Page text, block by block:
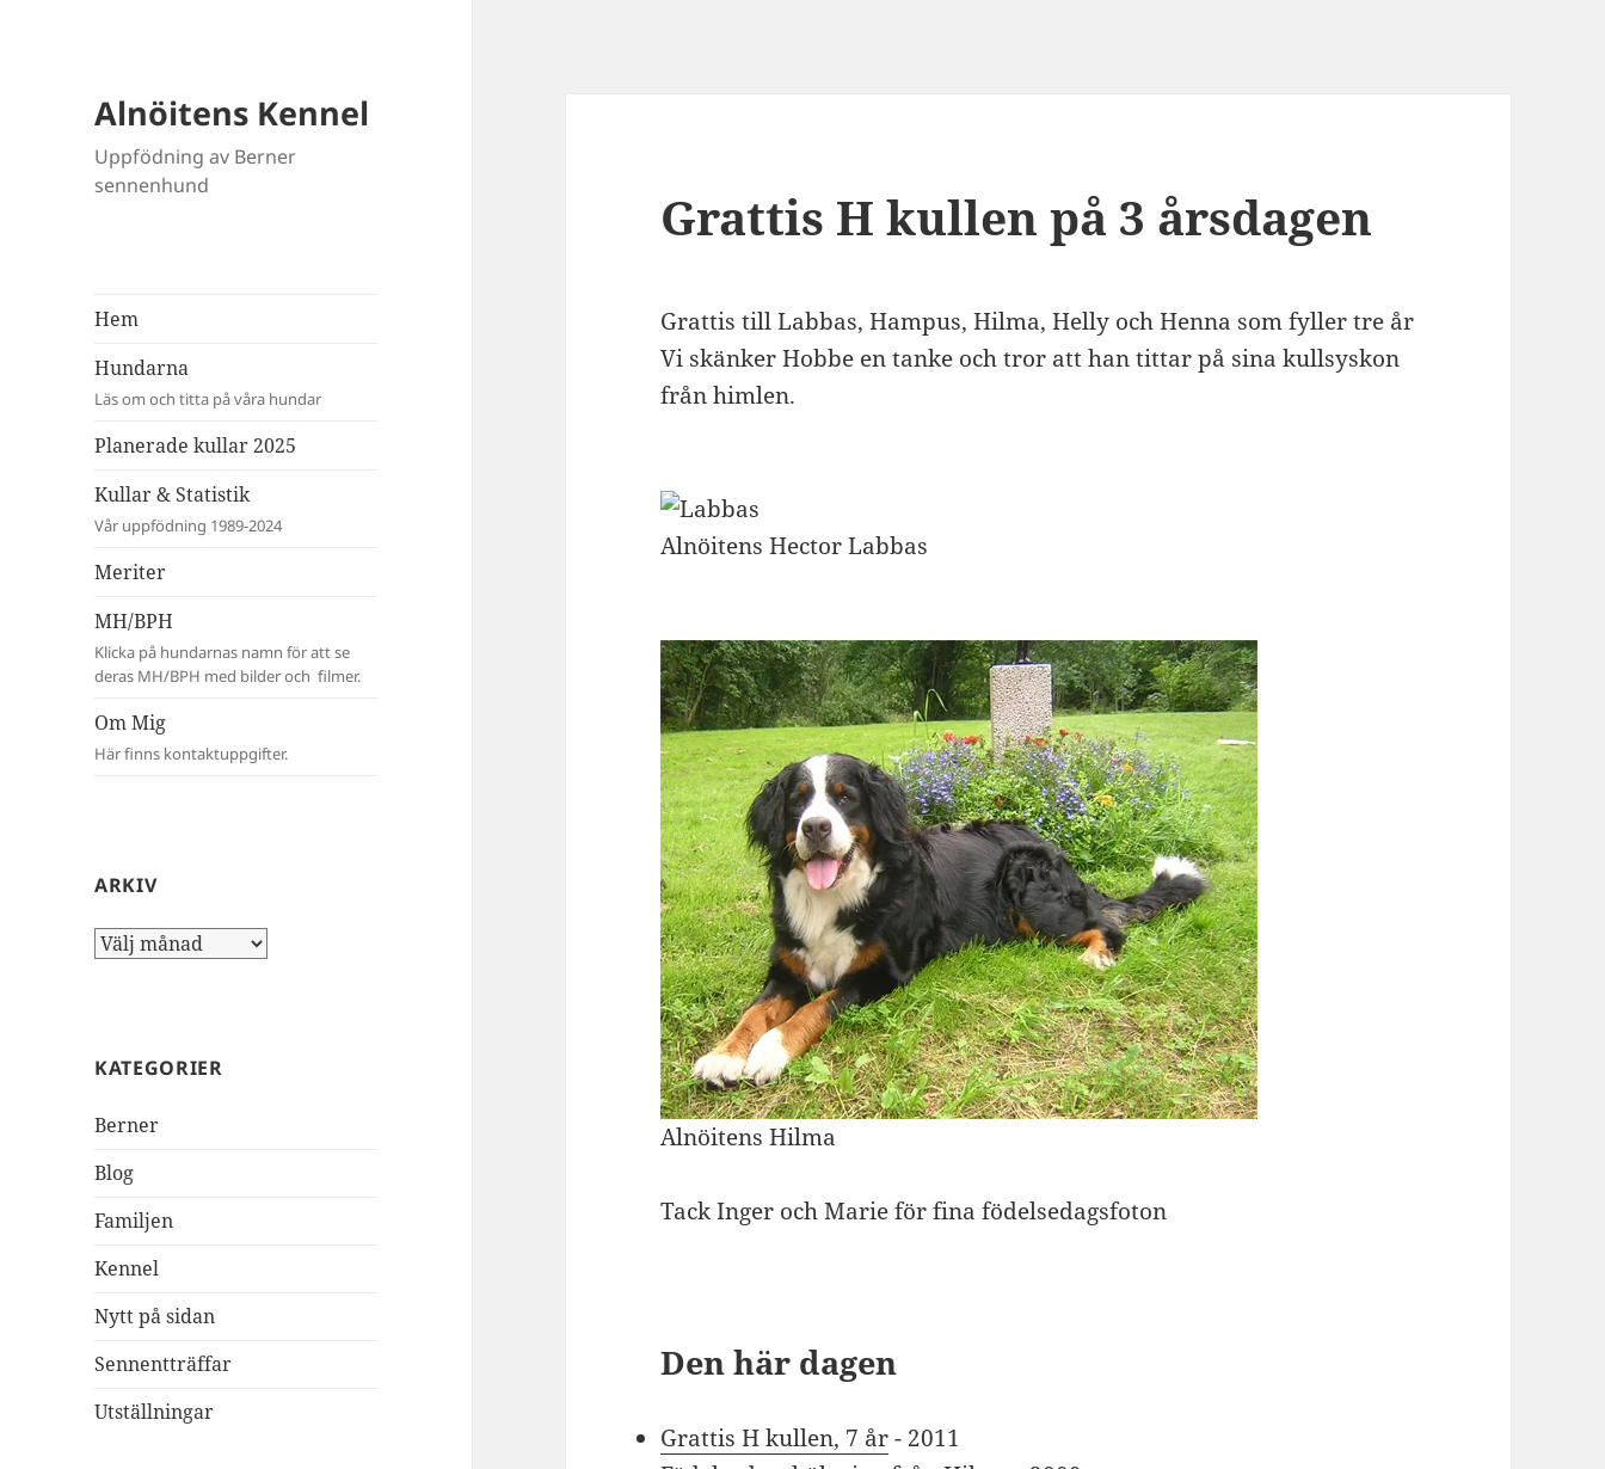
Alnöitens Kennel
Uppfödning av Berner
sennenhund
Hem
Hundarna
Läs om och titta på våra hundar
Planerade kullar 2025
Kullar & Statistik
Vår uppfödning 1989-2024
Meriter
MH/BPH
Klicka på hundarnas namn för att se
deras MH/BPH med bilder och filmer.
Om Mig
Här finns kontaktuppgifter.
ARKIV
Arkiv
KATEGORIER
Berner
Blog
Familjen
Kennel
Nytt på sidan
Sennentträffar
Utställningar
Grattis H kullen på 3 årsdagen
Grattis till Labbas, Hampus, Hilma, Helly och Henna som fyller tre år
Vi skänker Hobbe en tanke och tror att han tittar på sina kullsyskon
från himlen.
Alnöitens Hector Labbas
Alnöitens Hilma
Tack Inger och Marie för fina födelsedagsfoton
Den här dagen
Grattis H kullen, 7 år- 2011